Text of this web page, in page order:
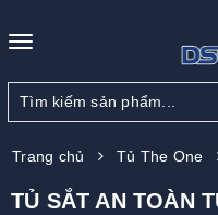
Toggle
Trang chủ Tủ The One
TỦ SẮT AN TOÀN